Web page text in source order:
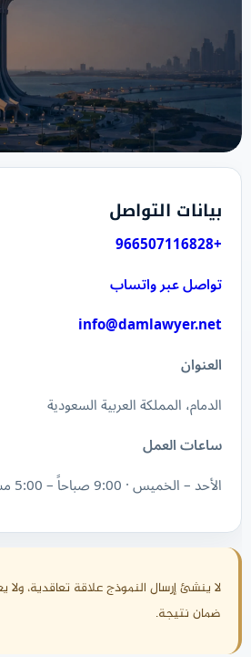
بيانات التواصل
+966507116828
تواصل عبر واتساب
info@damlawyer.net
العنوان
الدمام، المملكة العربية السعودية
ساعات العمل
الأحد – الخميس · 9:00 صباحاً – 5:00 مساءً
لا ينشئ إرسال النموذج علاقة تعاقدية،
ضمان نتيجة.